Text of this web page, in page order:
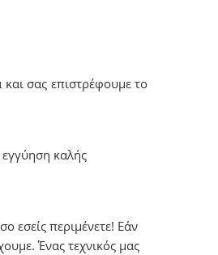
σας επιστρέφουμε το
καλής
εσείς περιμένετε! Εάν
Ένας τεχνικός μας